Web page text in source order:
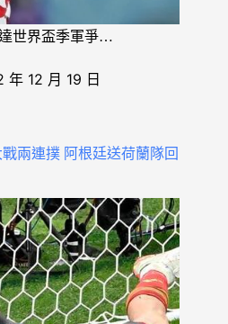
達世界盃季軍爭…
年 12 月 19 日
兩連撲 阿根廷送荷蘭隊回